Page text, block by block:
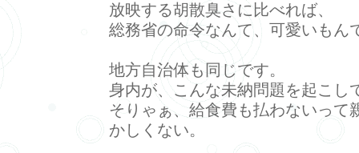
放映する胡散臭さに比べれば、
総務省の命令なんて、可愛いもん
地方自治体も同じです。
身内が、こんな未納問題を起こし
そりゃぁ、給食費も払わないって
かしくない。